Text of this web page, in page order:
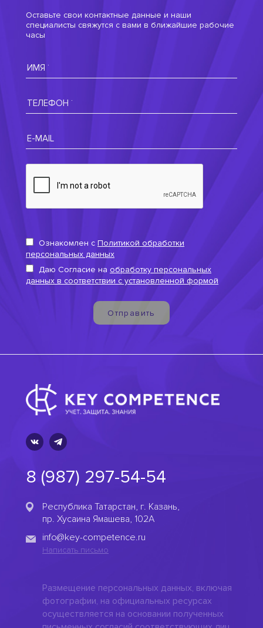
Оставьте свои контактные данные и наши
специалисты свяжутся с вами в ближайшие рабочие
часы
Ознакомлен с Политикой обработки
персональных данных
Даю Согласие на обработку персональных
данных в соответствии с установленной формой
Отправить
8 (987) 297-54-54
Республика Татарстан, г. Казань,
пр. Хусаина Ямашева, 102А
info@key-competence.ru
Написать письмо
Размещение персональных данных, включая
фотографии, на официальных ресурсах
осуществляется на основании полученных